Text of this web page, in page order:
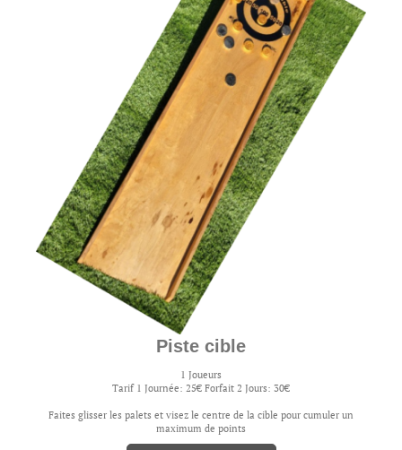
Piste cible
1 Joueurs
Tarif 1 Journée: 25€ Forfait 2 Jours: 30€
Faites glisser les palets et visez le centre de la cible pour cumuler un
maximum de points